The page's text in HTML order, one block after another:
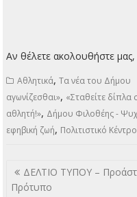
Αν θέλετε ακολουθήστε μας,
Αθλητικά,Τα νέα του Δήμου
αγωνίζεσθαι», «Σταθείτε δίπλα
αθλητή!», Δήμου Φιλοθέης -
εφηβική ζωή, Πολιτιστικό
Πλοήγηση
άρθρων
ΔΕΛΤΙΟ ΤΥΠΟΥ –
Πρότυπο